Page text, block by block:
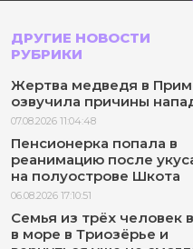
ДРУГИЕ НОВОСТИ
РУБРИКИ
Жертва медведя в
озвучила причины
07.08.2026 11:04:48
Пенсионерка попала в
реанимацию после
на полуострове Шкота
06.08.2026 17:10:51
Семья из трёх человек
в море в Триозёрье и